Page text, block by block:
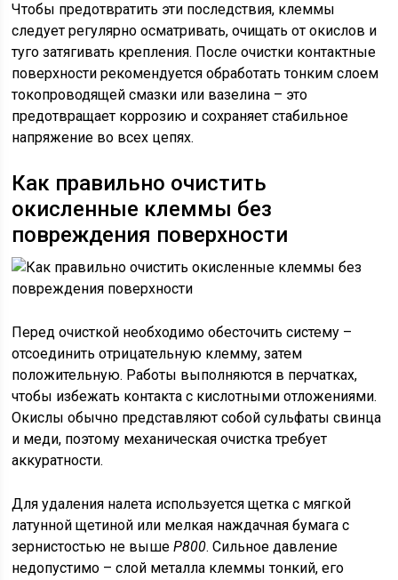
Чтобы предотвратить эти последствия, клеммы
следует регулярно осматривать, очищать от окислов и
туго затягивать крепления. После очистки контактные
поверхности рекомендуется обработать тонким слоем
токопроводящей смазки или вазелина – это
предотвращает коррозию и сохраняет стабильное
напряжение во всех цепях.
Как правильно очистить
окисленные клеммы без
повреждения поверхности
Перед очисткой необходимо обесточить систему –
отсоединить отрицательную клемму, затем
положительную. Работы выполняются в перчатках,
чтобы избежать контакта с кислотными отложениями.
Окислы обычно представляют собой сульфаты свинца
и меди, поэтому механическая очистка требует
аккуратности.
Для удаления налета используется щетка с мягкой
латунной щетиной или мелкая наждачная бумага с
зернистостью не вышеP800. Сильное давление
недопустимо – слой металла клеммы тонкий, его